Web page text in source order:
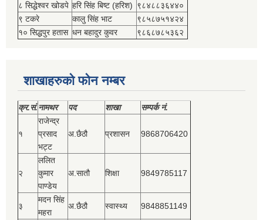
८ सिद्धेश्‍वर खोडपे हरि सिंह बिष्‍ट (हरिश) ९८४८८३६४४०
९ टकरे
कालु सिंह भाट
९८५८७५१४२४
१० सिद्धपुर हतास धन बहादुर कुवर ९८६८७८५३६२
शाखाहरुको फोन नम्बर
क्र.सं.नामथर पद शाखा सम्‍पर्क नं.
१
राजेन्द्र
प्रसाद
भट्ट
अ.छैठौ प्रशासन 9868706420
२
ललित
कुमार
पाण्डेय
अ.सातौ शिक्षा 9849785117
३
मदन सिंह
महरा
अ.छैठौ स्वास्थ्य 9848851149